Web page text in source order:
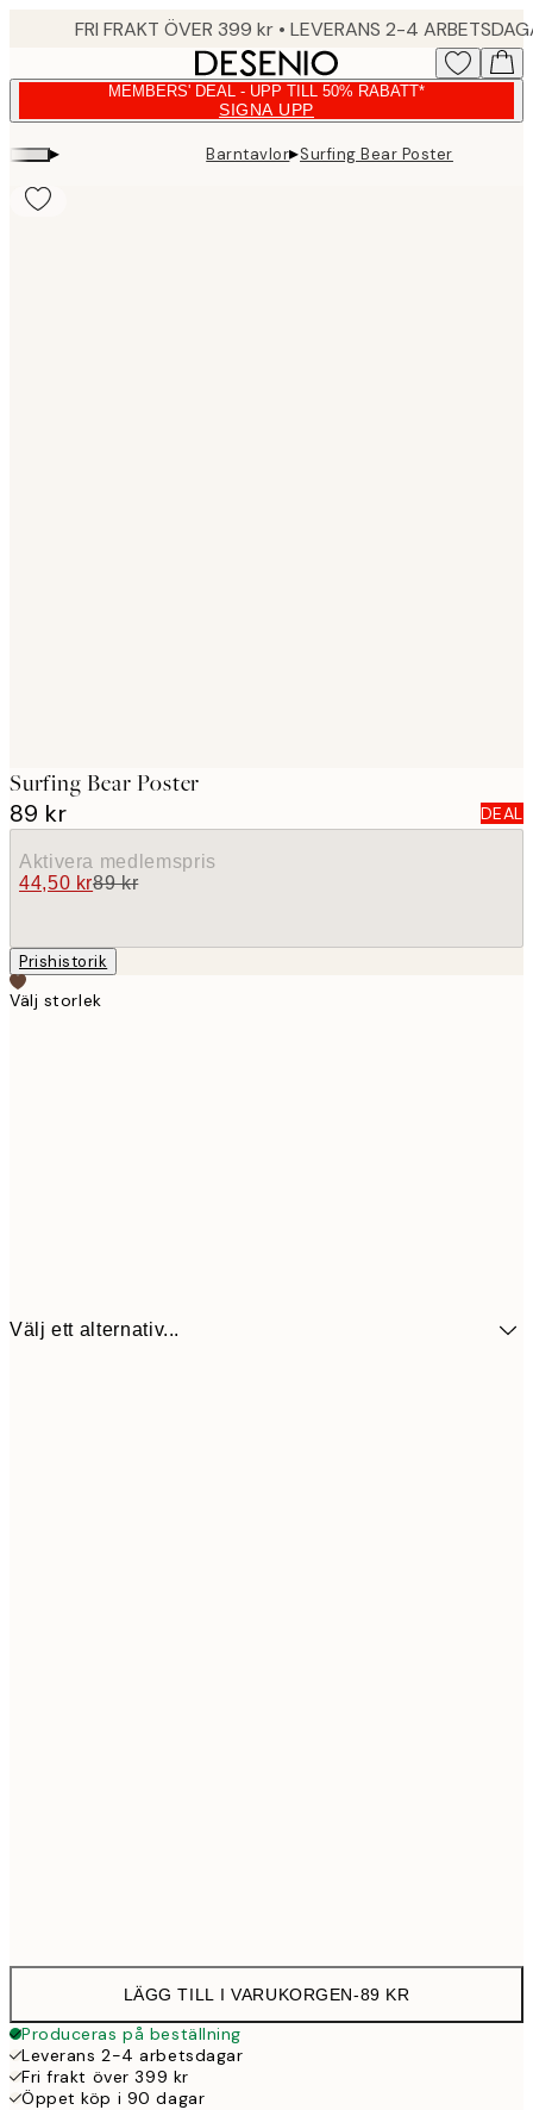
FRI FRAKT ÖVER 399 kr • LEVERANS 2-4
MEMBERS' DEAL - UPP TILL 50% RABATT*
SIGNA UPP
▸ Barntavlor▸Surfing Bear Poster
Surfing Bear Poster
89 kr DEAL
Aktivera medlemspris
44,50 kr89 kr
Prishistorik
Välj storlek
Välj ett alternativ...
LÄGG TILL I VARUKORGEN-89 KR
Produceras på beställning
Leverans 2-4 arbetsdagar
Fri frakt över 399 kr
Öppet köp i 90 dagar